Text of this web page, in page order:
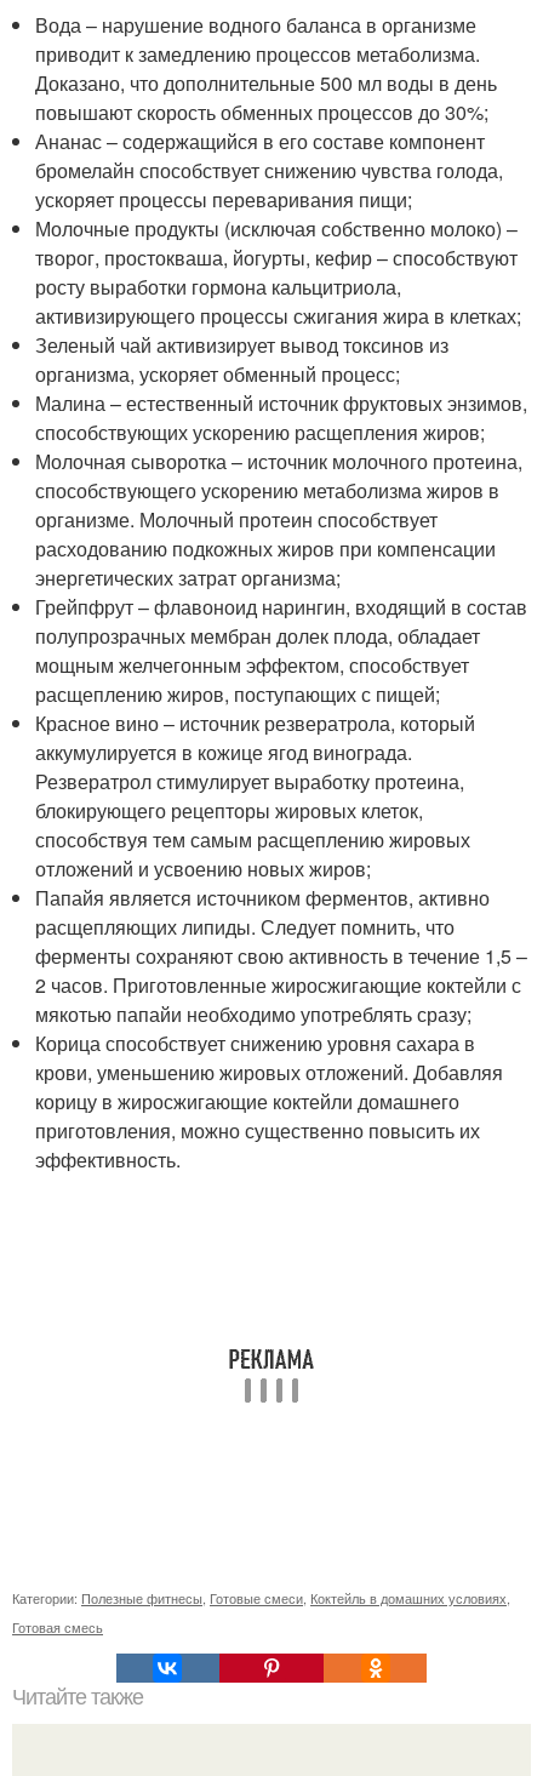
Вода – нарушение водного баланса в организме
приводит к замедлению процессов метаболизма.
Доказано, что дополнительные 500 мл воды в день
повышают скорость обменных процессов до 30%;
Ананас – содержащийся в его составе компонент
бромелайн способствует снижению чувства голода,
ускоряет процессы переваривания пищи;
Молочные продукты (исключая собственно молоко) –
творог, простокваша, йогурты, кефир – способствуют
росту выработки гормона кальцитриола,
активизирующего процессы сжигания жира в клетках;
Зеленый чай активизирует вывод токсинов из
организма, ускоряет обменный процесс;
Малина – естественный источник фруктовых энзимов,
способствующих ускорению расщепления жиров;
Молочная сыворотка – источник молочного протеина,
способствующего ускорению метаболизма жиров в
организме. Молочный протеин способствует
расходованию подкожных жиров при компенсации
энергетических затрат организма;
Грейпфрут – флавоноид нарингин, входящий в состав
полупрозрачных мембран долек плода, обладает
мощным желчегонным эффектом, способствует
расщеплению жиров, поступающих с пищей;
Красное вино – источник резвератрола, который
аккумулируется в кожице ягод винограда.
Резвератрол стимулирует выработку протеина,
блокирующего рецепторы жировых клеток,
способствуя тем самым расщеплению жировых
отложений и усвоению новых жиров;
Папайя является источником ферментов, активно
расщепляющих липиды. Следует помнить, что
ферменты сохраняют свою активность в течение 1,5 –
2 часов. Приготовленные жиросжигающие коктейли с
мякотью папайи необходимо употреблять сразу;
Корица способствует снижению уровня сахара в
крови, уменьшению жировых отложений. Добавляя
корицу в жиросжигающие коктейли домашнего
приготовления, можно существенно повысить их
эффективность.
Категории: Полезные фитнесы, Готовые смеси, Коктейль в домашних условиях,
Готовая смесь
Читайте также